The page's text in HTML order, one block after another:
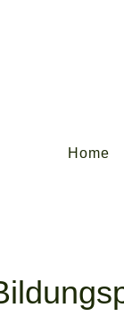
Home